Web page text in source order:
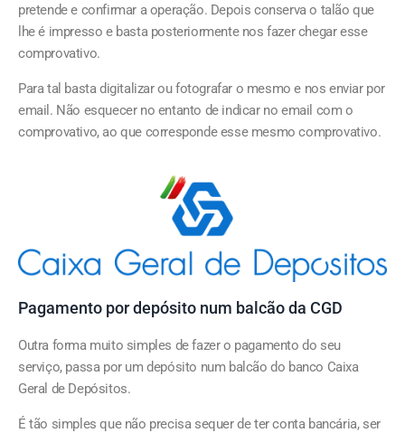
pretende e confirmar a operação. Depois conserva o talão que
lhe é impresso e basta posteriormente nos fazer chegar esse
comprovativo.
Para tal basta digitalizar ou fotografar o mesmo e nos enviar por
email. Não esquecer no entanto de indicar no email com o
comprovativo, ao que corresponde esse mesmo comprovativo.
Pagamento por depósito num balcão da CGD
Outra forma muito simples de fazer o pagamento do seu
serviço, passa por um depósito num balcão do banco Caixa
Geral de Depósitos.
É tão simples que não precisa sequer de ter conta bancária, ser